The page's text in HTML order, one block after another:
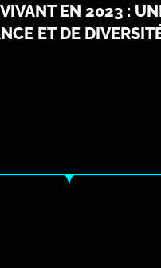
EN 2023 :
ET DE